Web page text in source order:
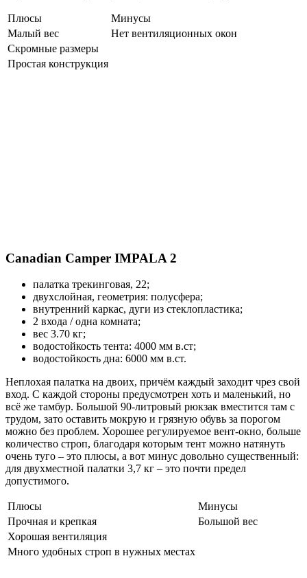
Плюсы
Минусы
Малый вес
Нет вентиляционных окон
Скромные размеры
Простая конструкция
Canadian Camper IMPALA 2
палатка трекинговая, 22;
двухслойная, геометрия: полусфера;
внутренний каркас, дуги из стеклопластика;
2 входа / одна комната;
вес 3.70 кг;
водостойкость тента: 4000 мм в.ст;
водостойкость дна: 6000 мм в.ст.
Неплохая палатка на двоих, причём каждый заходит чрез свой
вход. С каждой стороны предусмотрен хоть и маленький, но
всё же тамбур. Большой 90-литровый рюкзак вместится там с
трудом, зато оставить мокрую и грязную обувь за порогом
можно без проблем. Хорошее регулируемое вент-окно, больше
количество строп, благодаря которым тент можно натянуть
очень туго – это плюсы, а вот минус довольно существенный:
для двухместной палатки 3,7 кг – это почти предел
допустимого.
Плюсы
Минусы
Прочная и крепкая
Большой вес
Хорошая вентиляция
Много удобных строп в нужных местах